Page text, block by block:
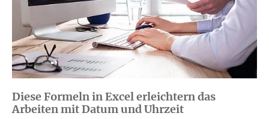
Diese Formeln in Excel erleichtern das
Arbeiten mit Datum und Uhrzeit